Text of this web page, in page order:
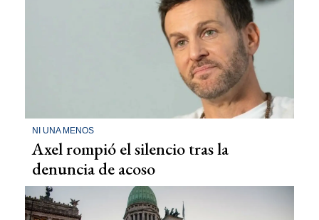
NI UNA MENOS
Axel rompió el silencio tras la
denuncia de acoso